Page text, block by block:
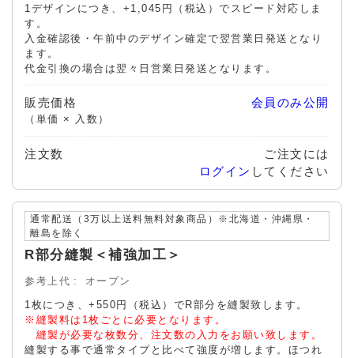
1デザインにつき、+1,045円（税込）でスピード対応しま
す。
入金確認後・午前中のデザイン確定で翌営業日発送となり
ます。
代金引換の場合は翌々日営業日発送となります。
販売価格
（単価 × 入数）
会員のみ公開
注文数
ご注文には
ログイン してください
通常配送（3万以上送料無料対象商品）※北海道・沖縄県・
離島を除く
R部分縫製＜補強加工＞
参考上代 オープン
1枚につき、+550円（税込）でR部分を縫製致します。
※縫製料は1枚ごとに必要となります。
縫製が必要な枚数分、注文数の入力をお願い致します。
縫製する事で通常タイプと比べて強度が増します。ほつれ